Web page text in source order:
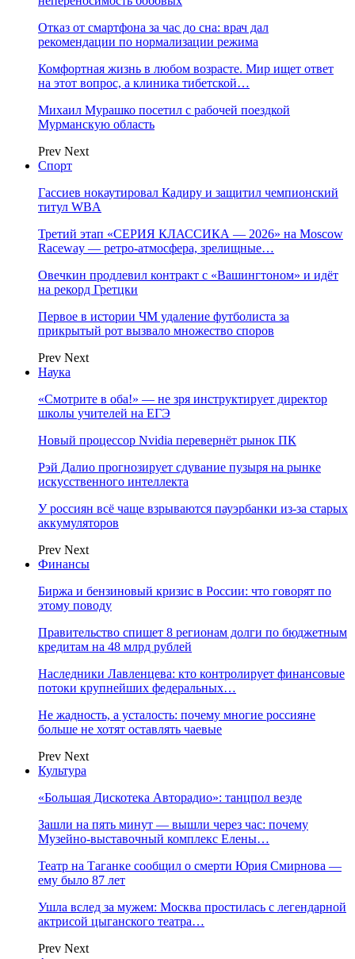
Отказ от смартфона за час до сна: врач дал
рекомендации по нормализации режима
Комфортная жизнь в любом возрасте. Мир ищет ответ
на этот вопрос, а клиника тибетской…
Михаил Мурашко посетил с рабочей поездкой
Мурманскую область
Prev Next
Спорт
Гассиев нокаутировал Кадиру и защитил чемпионский
титул WBA
Третий этап «СЕРИЯ КЛАССИКА — 2026» на Moscow
Raceway — ретро‑атмосфера, зрелищные…
Овечкин продлевил контракт с «Вашингтоном» и идёт
на рекорд Гретцки
Первое в истории ЧМ удаление футболиста за
прикрытый рот вызвало множество споров
Prev Next
Наука
«Смотрите в оба!» — не зря инструктирует директор
школы учителей на ЕГЭ
Новый процессор Nvidia перевернёт рынок ПК
Рэй Далио прогнозирует сдувание пузыря на рынке
искусственного интеллекта
У россиян всё чаще взрываются пауэрбанки из-за старых
аккумуляторов
Prev Next
Финансы
Биржа и бензиновый кризис в России: что говорят по
этому поводу
Правительство спишет 8 регионам долги по бюджетным
кредитам на 48 млрд рублей
Наследники Лавленцева: кто контролирует финансовые
потоки крупнейших федеральных…
Не жадность, а усталость: почему многие россияне
больше не хотят оставлять чаевые
Prev Next
Культура
«Большая Дискотека Авторадио»: танцпол везде
Зашли на пять минут — вышли через час: почему
Музейно-выставочный комплекс Елены…
Театр на Таганке сообщил о смерти Юрия Смирнова —
ему было 87 лет
Ушла вслед за мужем: Москва простилась с легендарной
актрисой цыганского театра…
Prev Next